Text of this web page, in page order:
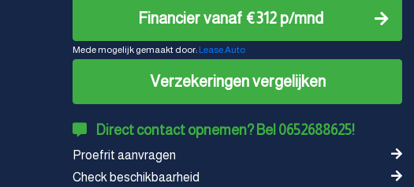
Financier vanaf €312 p/mnd
Mede mogelijk gemaakt door: Lease.Auto
Verzekeringen vergelijken
Direct contact opnemen? Bel 0652688625!
Proefrit aanvragen
Check beschikbaarheid